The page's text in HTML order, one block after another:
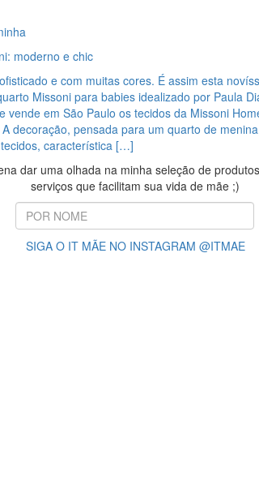
moderno e chic
e com muitas cores. É assim esta
Missoni para babies idealizado por Paula
vende em São Paulo os tecidos da Missoni
decoração, pensada para um quarto de
característica […]
dar uma olhada na minha seleção de
serviços que facilitam sua vida de mãe ;)
SIGA O IT MÃE NO INSTAGRAM @ITMAE